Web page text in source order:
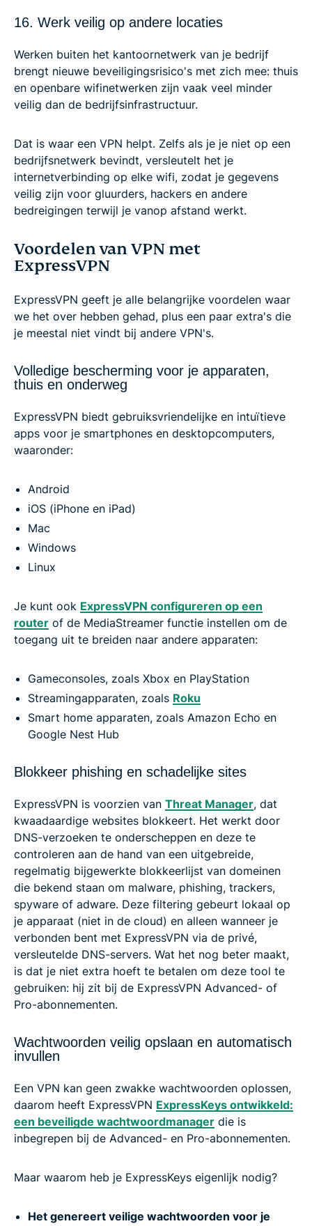
16. Werk veilig op andere locaties
Werken buiten het kantoornetwerk van je bedrijf
brengt nieuwe beveiligingsrisico's met zich mee: thuis
en openbare wifinetwerken zijn vaak veel minder
veilig dan de bedrijfsinfrastructuur.
Dat is waar een VPN helpt. Zelfs als je je niet op een
bedrijfsnetwerk bevindt, versleutelt het je
internetverbinding op elke wifi, zodat je gegevens
veilig zijn voor gluurders, hackers en andere
bedreigingen terwijl je vanop afstand werkt.
Voordelen van VPN met
ExpressVPN
ExpressVPN geeft je alle belangrijke voordelen waar
we het over hebben gehad, plus een paar extra's die
je meestal niet vindt bij andere VPN's.
Volledige bescherming voor je apparaten,
thuis en onderweg
ExpressVPN biedt gebruiksvriendelijke en intuïtieve
apps voor je smartphones en desktopcomputers,
waaronder:
Android
iOS (iPhone en iPad)
Mac
Windows
Linux
Je kunt ook ExpressVPN configureren op een
router of de MediaStreamer functie instellen om de
toegang uit te breiden naar andere apparaten:
Gameconsoles, zoals Xbox en PlayStation
Streamingapparaten, zoals Roku
Smart home apparaten, zoals Amazon Echo en
Google Nest Hub
Blokkeer phishing en schadelijke sites
ExpressVPN is voorzien van Threat Manager, dat
kwaadaardige websites blokkeert. Het werkt door
DNS-verzoeken te onderscheppen en deze te
controleren aan de hand van een uitgebreide,
regelmatig bijgewerkte blokkeerlijst van domeinen
die bekend staan om malware, phishing, trackers,
spyware of adware. Deze filtering gebeurt lokaal op
je apparaat (niet in de cloud) en alleen wanneer je
verbonden bent met ExpressVPN via de privé,
versleutelde DNS-servers. Wat het nog beter maakt,
is dat je niet extra hoeft te betalen om deze tool te
gebruiken: hij zit bij de ExpressVPN Advanced- of
Pro-abonnementen.
Wachtwoorden veilig opslaan en automatisch
invullen
Een VPN kan geen zwakke wachtwoorden oplossen,
daarom heeft ExpressVPN ExpressKeys ontwikkeld:
een beveiligde wachtwoordmanager die is
inbegrepen bij de Advanced- en Pro-abonnementen.
Maar waarom heb je ExpressKeys eigenlijk nodig?
Het genereert veilige wachtwoorden voor je